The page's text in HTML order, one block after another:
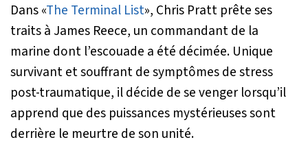
Dans «The Terminal List», Chris Pratt prête ses
traits à James Reece, un commandant de la
marine dont l’escouade a été décimée. Unique
survivant et souffrant de symptômes de stress
post-traumatique, il décide de se venger lorsqu’il
apprend que des puissances mystérieuses sont
derrière le meurtre de son unité.